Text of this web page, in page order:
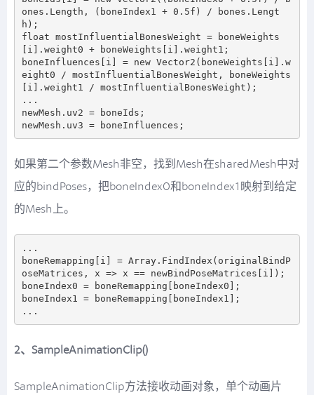
ones.Length, (boneIndex1 + 0.5f) / bones.Lengt
h);
float mostInfluentialBonesWeight = boneWeights
[i].weight0 + boneWeights[i].weight1;
boneInfluences[i] = new Vector2(boneWeights[i].w
eight0 / mostInfluentialBonesWeight, boneWeights
[i].weight1 / mostInfluentialBonesWeight);
...
newMesh.uv2 = boneIds;
如果第二个参数Mesh非空，找到Mesh在sharedMesh中对
应的bindPoses，把boneIndex0和boneIndex1映射到给定
的Mesh上。
...
boneRemapping[i] = Array.FindIndex(originalBindP
oseMatrices, x => x == newBindPoseMatrices[i]);
boneIndex0 = boneRemapping[boneIndex0];
boneIndex1 = boneRemapping[boneIndex1];
2、SampleAnimationClip()
SampleAnimationClip方法接收动画对象，单个动画片